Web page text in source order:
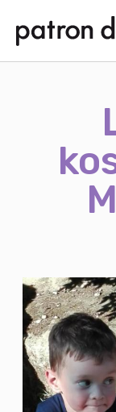
hlavnímu
obsahu